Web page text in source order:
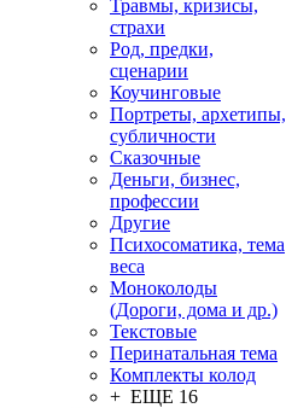
Травмы, кризисы,
страхи
Род, предки,
сценарии
Коучинговые
Портреты, архетипы,
субличности
Сказочные
Деньги, бизнес,
профессии
Другие
Психосоматика, тема
веса
Моноколоды
(Дороги, дома и др.)
Текстовые
Перинатальная тема
Комплекты колод
+ ЕЩЕ 16